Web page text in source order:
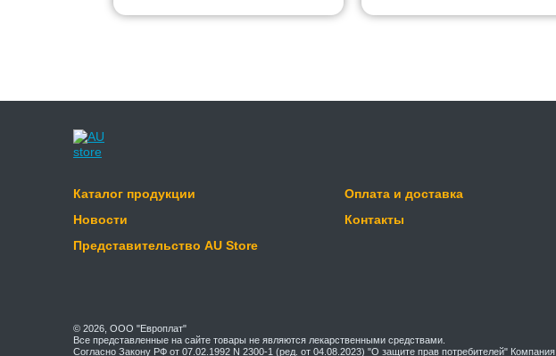
Каталог продукции Оплата и доставка
Новости
Контакты
Представительство AU Store
© 2026, ООО "Европлат"
Все представленные на сайте товары не являются лекарственными средствами.
Согласно Закону РФ от 07.02.1992 N 2300-1 (ред. от 04.08.2023) "О защите прав потребителей" Компания